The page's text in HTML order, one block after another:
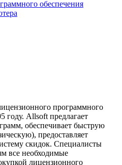
обеспечения
программного
году. Allsoft предлагает
обеспечивает быструю
предоставляет
скидок. Специалисты
все необходимые
лицензионного